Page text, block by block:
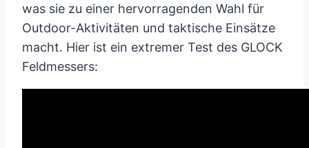
was sie zu einer hervorragenden Wahl für
Outdoor-Aktivitäten und taktische Einsätze
macht. Hier ist ein extremer Test des GLOCK
Feldmessers: